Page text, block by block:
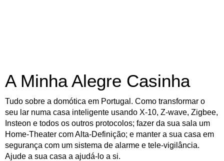
A Minha Alegre Casinha
Tudo sobre a domótica em Portugal. Como transformar o
seu lar numa casa inteligente usando X-10, Z-wave, Zigbee,
Insteon e todos os outros protocolos; fazer da sua sala um
Home-Theater com Alta-Definição; e manter a sua casa em
segurança com um sistema de alarme e tele-vigilância.
Ajude a sua casa a ajudá-lo a si.